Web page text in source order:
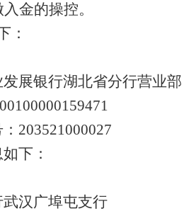
金的操控。
：
展银行湖北省分行营业部
203521000027
下：
汉广埠屯支行